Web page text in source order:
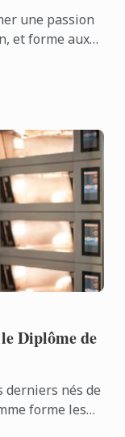
une passion
et forme aux
Diplôme de
derniers nés de
forme les